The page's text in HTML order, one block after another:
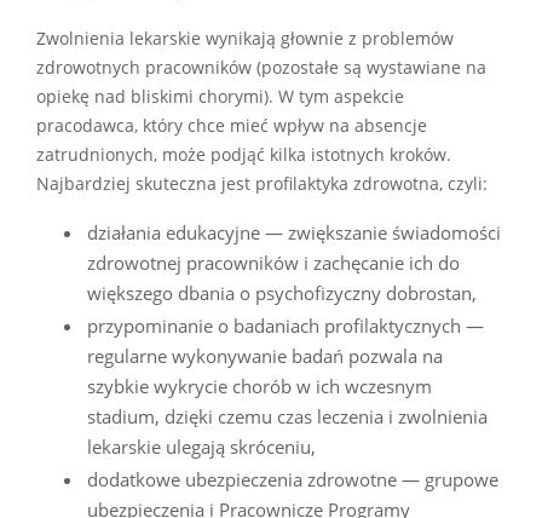
Zwolnienia lekarskie wynikają głownie z problemów
zdrowotnych pracowników (pozostałe są wystawiane na
opiekę nad bliskimi chorymi). W tym aspekcie
pracodawca, który chce mieć wpływ na absencje
zatrudnionych, może podjąć kilka istotnych kroków.
Najbardziej skuteczna jest profilaktyka zdrowotna, czyli:
działania edukacyjne — zwiększanie świadomości
zdrowotnej pracowników i zachęcanie ich do
większego dbania o psychofizyczny dobrostan,
przypominanie o badaniach profilaktycznych —
regularne wykonywanie badań pozwala na
szybkie wykrycie chorób w ich wczesnym
stadium, dzięki czemu czas leczenia i zwolnienia
lekarskie ulegają skróceniu,
dodatkowe ubezpieczenia zdrowotne — grupowe
ubezpieczenia i Pracownicze Programy